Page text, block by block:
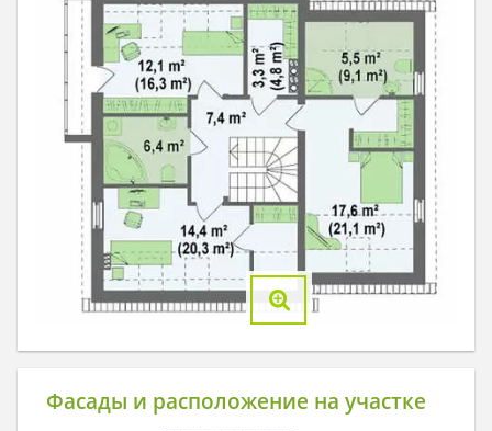
Фасады и расположение на участке